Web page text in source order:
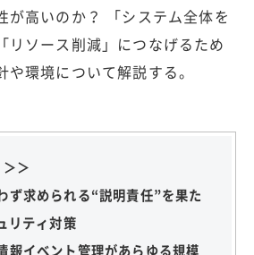
が高いのか？ 「システム全体を
リソース削減」につなげるため
環境について解説する。
＞
ず求められる“説明責任”を果た
リティ対策
報イベント管理があらゆる規模